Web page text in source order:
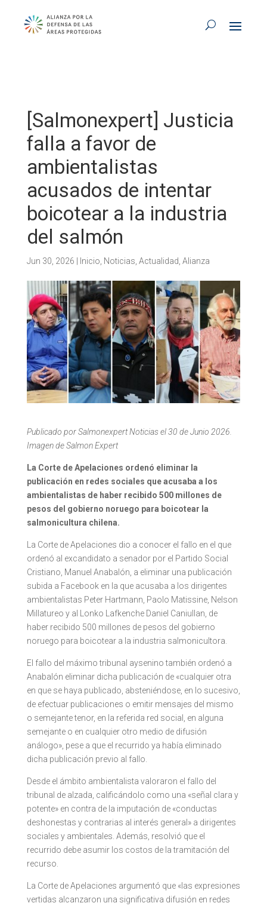
[Salmonexpert] Justicia
falla a favor de
ambientalistas
acusados de intentar
boicotear a la industria
del salmón
Jun 30, 2026 Inicio Noticias Actualidad Alianza
Publicado por Salmonexpert Noticias el 30 de Junio 2026.
Imagen de Salmon Expert
La Corte de Apelaciones ordenó eliminar la
publicación en redes sociales que acusaba a los
ambientalistas de haber recibido 500 millones de
pesos del gobierno noruego para boicotear la
salmonicultura chilena.
La Corte de Apelaciones dio a conocer el fallo en el que
ordenó al excandidato a senador por el Partido Social
Cristiano, Manuel Anabalón, a eliminar una publicación
subida a Facebook en la que acusaba a los dirigentes
ambientalistas Peter Hartmann, Paolo Matissine, Nelson
Millatureo y al Lonko Lafkenche Daniel Caniullan, de
haber recibido 500 millones de pesos del gobierno
noruego para boicotear a la industria salmonicultora.
El fallo del máximo tribunal aysenino también ordenó a
Anabalón eliminar dicha publicación de «cualquier otra
en que se haya publicado, absteniéndose, en lo sucesivo,
de efectuar publicaciones o emitir mensajes del mismo
o semejante tenor, en la referida red social, en alguna
semejante o en cualquier otro medio de difusión
análogo», pese a que el recurrido ya había eliminado
dicha publicación previo al fallo.
Desde el ámbito ambientalista valoraron el fallo del
tribunal de alzada, calificándolo como una «señal clara y
potente» en contra de la imputación de «conductas
deshonestas y contrarias al interés general» a dirigentes
sociales y ambientales. Además, resolvió que el
recurrido debe asumir los costos de la tramitación del
recurso.
La Corte de Apelaciones argumentó que «las expresiones
vertidas alcanzaron una significativa difusión en redes